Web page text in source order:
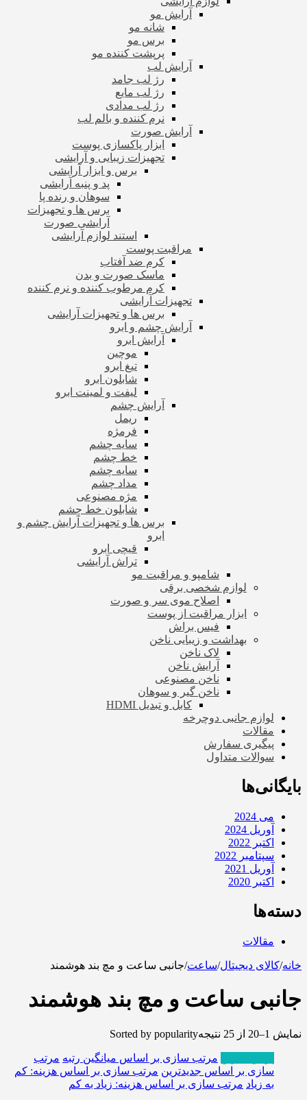
آرایش مو
شانه مو
برس مو
پرپشت کننده مو
آرایش لب
رژ لب جامد
رژ لب مایع
رژ لب مدادی
نرم کننده و بالم لب
آرایش صورت
ابزار پاکسازی پوست
تجهیزات زیبایی و آرایشی
برس و ابزار آرایشی
پد و پنبه آرایشی
سوهان و رنده پا
برس ها و تجهیزات
آرایشی صورت
استند لوازم آرایشی
مراقبت پوست
کرم ضد آفتاب
ماسک صورت و بدن
کرم مرطوب کننده و نرم کننده
تجهیزات آرایشی
برس ها و تجهیزات آرایشی
آرایش چشم و ابرو
آرایش ابرو
موچین
تیغ ابرو
شابلون ابرو
لیفت و لمینت ابرو
آرایش چشم
ریمل
فرمژه
سایه چشم
خط چشم
سایه چشم
مداد چشم
مژه مصنوعی
شابلون خط چشم
برس ها و تجهیزات آرایش چشم و
ابرو
قیچی ابرو
تراش آرایشی
شامپو و مراقبت مو
لوازم شخصی برقی
اصلاح موی سر و صورت
ابزار مراقبت از پوست
فیس براش
بهداشت و زیبایی ناخن
لاک ناخن
آرایش ناخن
ناخن مصنوعی
ناخن گیر و سوهان
کابل و تبدیل HDMI
لوازم جانبی دوچرخه
مقالات
پیگیری سفارش
سوالات متداول
بایگانی‌ها
می 2024
آوریل 2024
اکتبر 2022
سپتامبر 2022
آوریل 2021
اکتبر 2020
دسته‌ها
مقالات
خانه/کالای دیجیتال/ساعت/جانبی ساعت و مچ بند هوشمند
جانبی ساعت و مچ بند هوشمند
نمایش 1–20 از 25 نتیجه Sorted by popularity
مرتب سازی بر اساس میانگین رتبه مرتب
سازی بر اساس جدیدترین مرتب سازی بر اساس هزینه: کم
به زیاد مرتب سازی بر اساس هزینه: زیاد به کم